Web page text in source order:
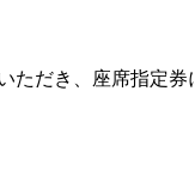
だき、座席指定券